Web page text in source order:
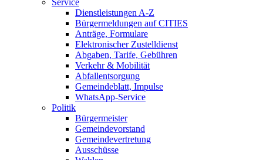
Service
Dienstleistungen A-Z
Bürgermeldungen auf CITIES
Anträge, Formulare
Elektronischer Zustelldienst
Abgaben, Tarife, Gebühren
Verkehr & Mobilität
Abfallentsorgung
Gemeindeblatt, Impulse
WhatsApp-Service
Politik
Bürgermeister
Gemeindevorstand
Gemeindevertretung
Ausschüsse